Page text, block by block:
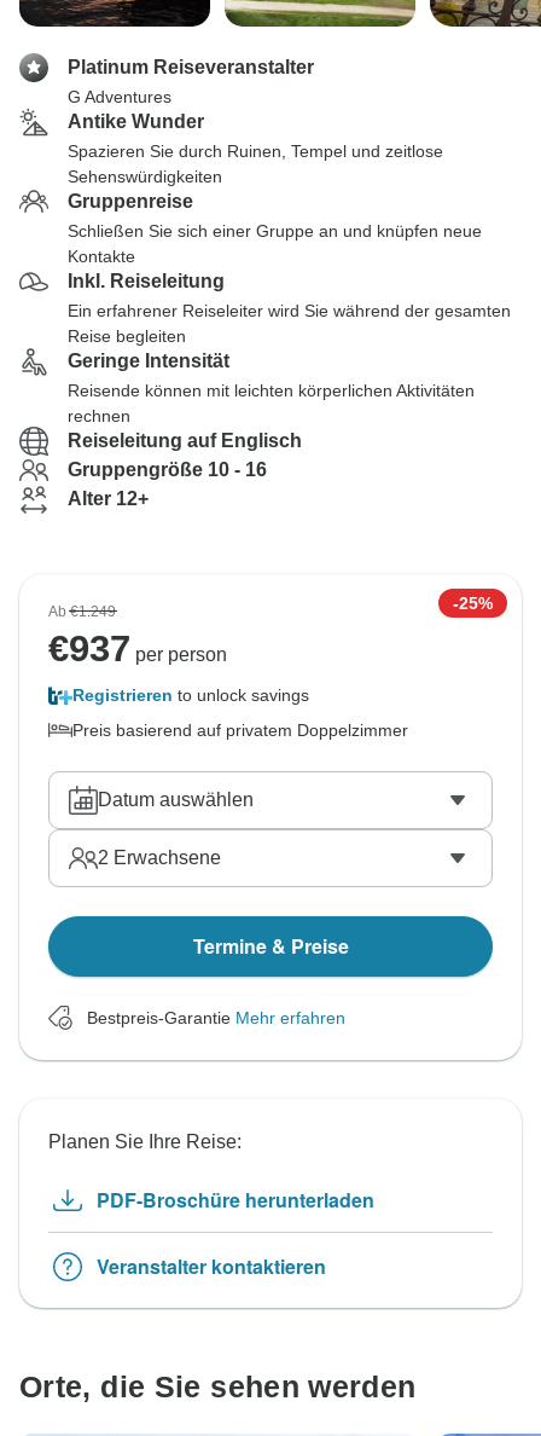
Platinum Reiseveranstalter
G Adventures
Antike Wunder
Spazieren Sie durch Ruinen, Tempel und zeitlose
Sehenswürdigkeiten
Gruppenreise
Schließen Sie sich einer Gruppe an und knüpfen neue
Kontakte
Inkl. Reiseleitung
Ein erfahrener Reiseleiter wird Sie während der gesamten
Reise begleiten
Geringe Intensität
Reisende können mit leichten körperlichen Aktivitäten
rechnen
Reiseleitung auf Englisch
Gruppengröße 10 - 16
Alter 12+
Ab€1.249 -25%
€937 per person
Registrieren to unlock savings
Preis basierend auf privatem Doppelzimmer
Datum auswählen
2 Erwachsene
Termine & Preise
Bestpreis-Garantie Mehr erfahren
Planen Sie Ihre Reise:
PDF-Broschüre herunterladen
Veranstalter kontaktieren
Orte, die Sie sehen werden